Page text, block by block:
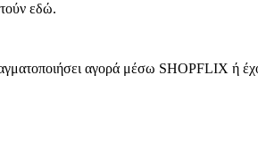
εδώ.
αγορά μέσω SHOPFLIX ή